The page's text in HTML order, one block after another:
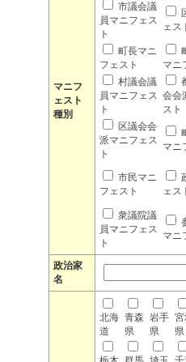
マニフ
ェスト
種別
市議会議
員マニフェス
ト
ェス
町長マニ
フェスト
マニ
村議会議
員マニフェス
ト
会会
スト
区議会会
派マニフェス
ト
マニ
市民マニ
フェスト
ェス
衆議院議
員マニフェス
ト
マニ
政治家
名
北海
道
青森
県
岩手
県
県